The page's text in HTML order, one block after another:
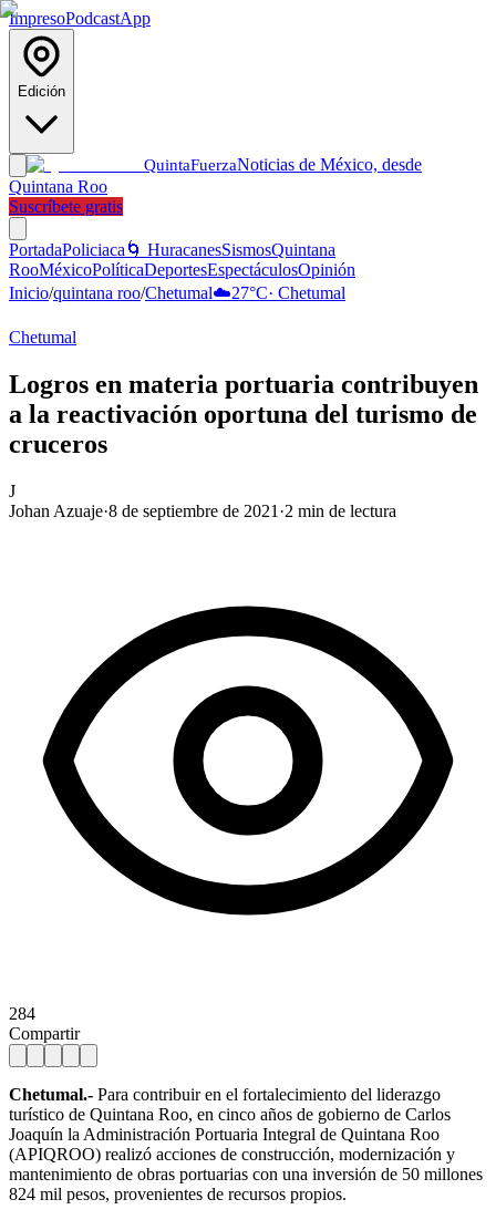
ImpresoPodcastApp
Edición
QuintaFuerzaNoticias de México, desde
Quintana Roo
Suscríbete gratis
PortadaPoliciaca 🌀 HuracanesSismosQuintana
RooMéxicoPolíticaDeportesEspectáculosOpinión
Inicio/quintana roo/Chetumal☁️27°C· Chetumal
Chetumal
Logros en materia portuaria contribuyen
a la reactivación oportuna del turismo de
cruceros
J
Johan Azuaje·8 de septiembre de 2021 ·2 min de lectura
284
Compartir
Chetumal.- Para contribuir en el fortalecimiento del liderazgo
turístico de Quintana Roo, en cinco años de gobierno de Carlos
Joaquín la Administración Portuaria Integral de Quintana Roo
(APIQROO) realizó acciones de construcción, modernización y
mantenimiento de obras portuarias con una inversión de 50 millones
824 mil pesos, provenientes de recursos propios.